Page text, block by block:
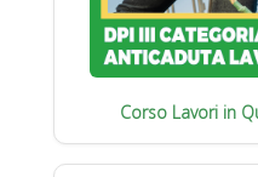
Corso Lavori in